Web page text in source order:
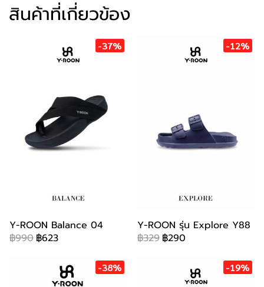
สินค้าที่เกี่ยวข้อง
-37%
Y-ROON Balance 04
฿990 ฿623
-12%
Y-ROON รุ่น Explore Y88
฿329 ฿290
-38% -19%